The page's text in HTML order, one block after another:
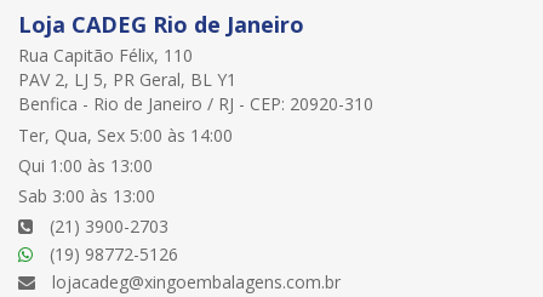
Loja CADEG Rio de Janeiro
Rua Capitão Félix, 110
PAV 2, LJ 5, PR Geral, BL Y1
Benfica - Rio de Janeiro / RJ - CEP: 20920-310
Ter, Qua, Sex 5:00 às 14:00
Qui 1:00 às 13:00
Sab 3:00 às 13:00
(21) 3900-2703
(19) 98772-5126
lojacadeg@xingoembalagens.com.br